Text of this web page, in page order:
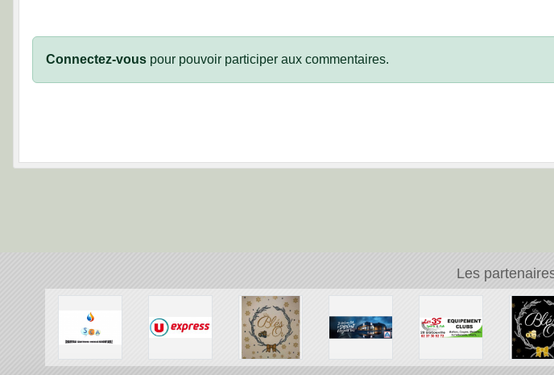
Connectez-vous pour pouvoir participer aux commentaires.
Les